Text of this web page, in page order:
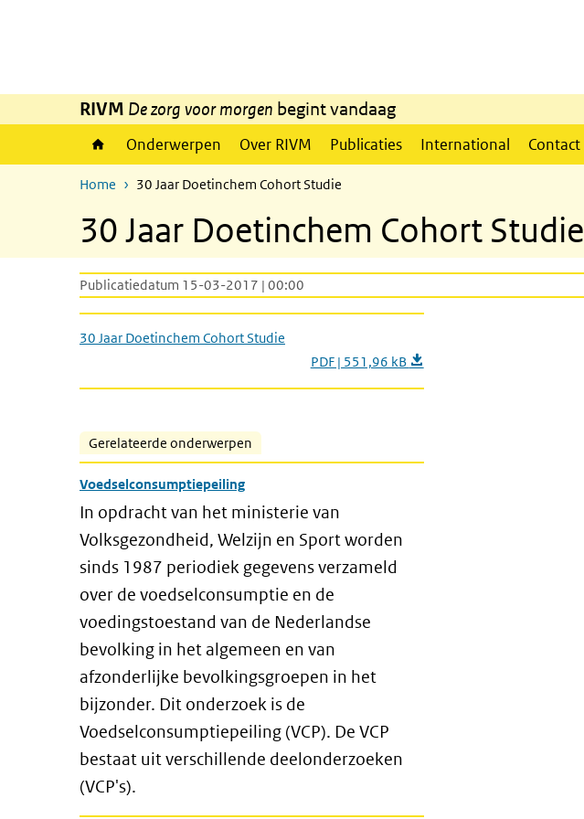
RIVM De zorg voor morgen begint vandaag
Onderwerpen Over RIVM Publicaties International Contact
Home 30 Jaar Doetinchem Cohort Studie
30 Jaar Doetinchem Cohort Studie
Publicatiedatum 15-03-2017 | 00:00
30 Jaar Doetinchem Cohort Studie
PDF | 551,96 kB
Gerelateerde onderwerpen
Voedselconsumptiepeiling
In opdracht van het ministerie van
Volksgezondheid, Welzijn en Sport worden
sinds 1987 periodiek gegevens verzameld
over de voedselconsumptie en de
voedingstoestand van de Nederlandse
bevolking in het algemeen en van
afzonderlijke bevolkingsgroepen in het
bijzonder. Dit onderzoek is de
Voedselconsumptiepeiling (VCP). De VCP
bestaat uit verschillende deelonderzoeken
(VCP's).